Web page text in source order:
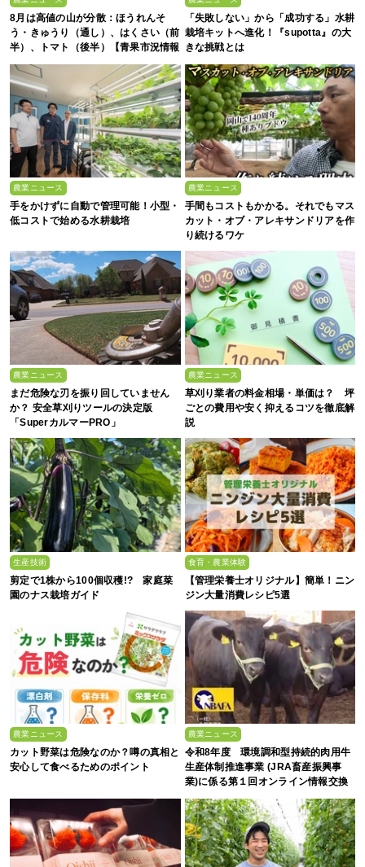
8月は高値の山が分散：ほうれんそ
う・きゅうり（通し）、はくさい（前
半）、トマト（後半）【青果市況情報
「失敗しない」から「成功する」水耕
栽培キットへ進化！『supotta』の大
きな挑戦とは
農業ニュース
手をかけずに自動で管理可能！小型・
低コストで始める水耕栽培
農業ニュース
手間もコストもかかる。それでもマス
カット・オブ・アレキサンドリアを作
り続けるワケ
農業ニュース
まだ危険な刃を振り回していません
か？ 安全草刈りツールの決定版
「SuperカルマーPRO」
農業ニュース
草刈り業者の料金相場・単価は？ 坪
ごとの費用や安く抑えるコツを徹底解
説
生産技術
剪定で1株から100個収穫!? 家庭菜
園のナス栽培ガイド
食育・農業体験
【管理栄養士オリジナル】簡単！ニン
ジン大量消費レシピ5選
農業ニュース
カット野菜は危険なのか？噂の真相と
安心して食べるためのポイント
農業ニュース
令和8年度 環境調和型持続的肉用牛
生産体制推進事業 (JRA畜産振興事
業)に係る第１回オンライン情報交換
会